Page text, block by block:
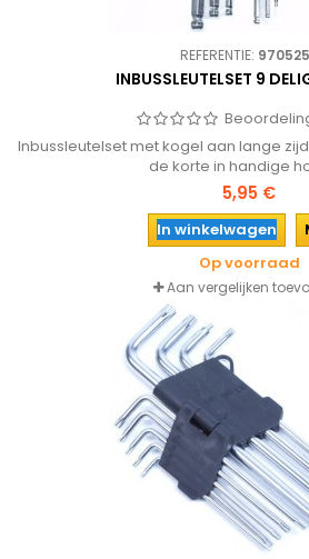
REFERENTIE:
INBUSSLEUTELSET 9
Inbussleutelset met kogel aan lange
de korte in handige
5,95 €
In winkelwagen
Op voorraad
Aan vergelijken